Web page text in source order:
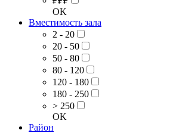
OK
Вместимость зала
2 - 20
20 - 50
50 - 80
80 - 120
120 - 180
180 - 250
> 250
OK
Район